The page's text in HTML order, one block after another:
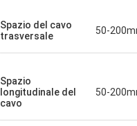
Spazio del cavo
trasversale
50-
Spazio
longitudinale del
cavo
50-